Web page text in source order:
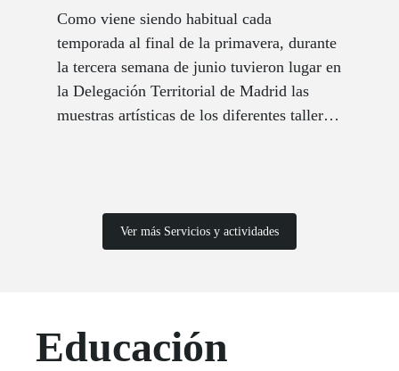
Como viene siendo habitual cada
temporada al final de la primavera, durante
la tercera semana de junio tuvieron lugar en
la Delegación Territorial de Madrid las
muestras artísticas de los diferentes talleres
Ver más Servicios y actividades
Educación